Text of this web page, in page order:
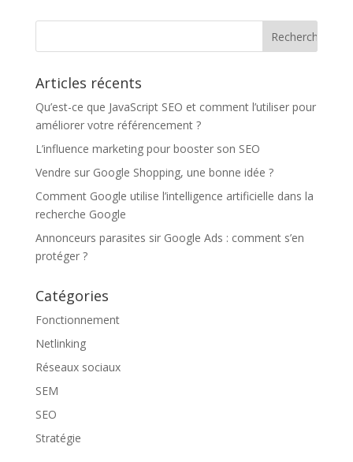
Articles récents
Qu’est-ce que JavaScript SEO et comment l’utiliser pour
améliorer votre référencement ?
L’influence marketing pour booster son SEO
Vendre sur Google Shopping, une bonne idée ?
Comment Google utilise l’intelligence artificielle dans la
recherche Google
Annonceurs parasites sir Google Ads : comment s’en
protéger ?
Catégories
Fonctionnement
Netlinking
Réseaux sociaux
SEM
SEO
Stratégie